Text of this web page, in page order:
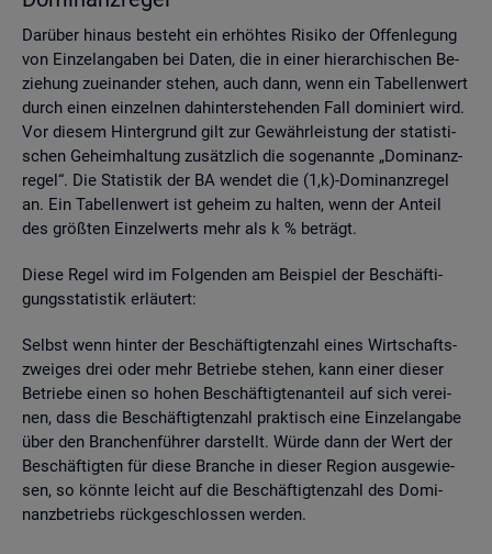
Dar­über hin­aus be­steht ein er­höh­tes Ri­si­ko der Of­fen­le­gung
von Ein­zel­an­ga­ben bei Daten, die in einer hier­ar­chi­schen Be­
zie­hung zu­ein­an­der ste­hen, auch dann, wenn ein Ta­bel­len­wert
durch einen ein­zel­nen da­hin­ter­ste­hen­den Fall do­mi­niert wird.
Vor die­sem Hin­ter­grund gilt zur Ge­währ­leis­tung der sta­tis­ti­
schen Ge­heim­hal­tung zu­sätz­lich die so­ge­nann­te „Do­mi­nanz­
re­gel“. Die Sta­tis­tik der BA wen­det die (1,k)-Do­mi­nanz­re­gel
an. Ein Ta­bel­len­wert ist ge­heim zu hal­ten, wenn der An­teil
des grö­ß­ten Ein­zel­werts mehr als k % be­trägt.
Diese Regel wird im Fol­gen­den am Bei­spiel der Be­schäf­ti­
gungs­sta­tis­tik er­läu­tert:
Selbst wenn hin­ter der Be­schäf­tig­ten­zahl eines Wirt­schafts­
zwei­ges drei oder mehr Be­trie­be ste­hen, kann einer die­ser
Be­trie­be einen so hohen Be­schäf­tig­ten­an­teil auf sich ver­ei­
nen, dass die Be­schäf­tig­ten­zahl prak­tisch eine Ein­zel­an­ga­be
über den Bran­chen­füh­rer dar­stellt. Würde dann der Wert der
Be­schäf­tig­ten für diese Bran­che in die­ser Re­gi­on aus­ge­wie­
sen, so könn­te leicht auf die Be­schäf­tig­ten­zahl des Do­mi­
nanz­be­triebs rück­ge­schlos­sen wer­den.